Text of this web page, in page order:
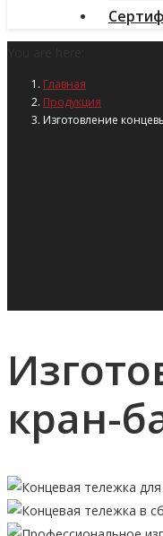
Главная
Продукция
Изготовление
кран-